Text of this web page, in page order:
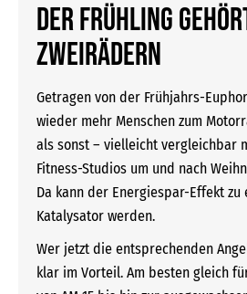
Der Frühling
Zweirädern
Getragen von der Frühjahrs-
wieder mehr Menschen zum
als sonst – vielleicht vergleichbar
Fitness-Studios um und nach
Da kann der Energiespar-Effekt
Katalysator werden.
Wer jetzt die entsprechenden
klar im Vorteil. Am besten gleich